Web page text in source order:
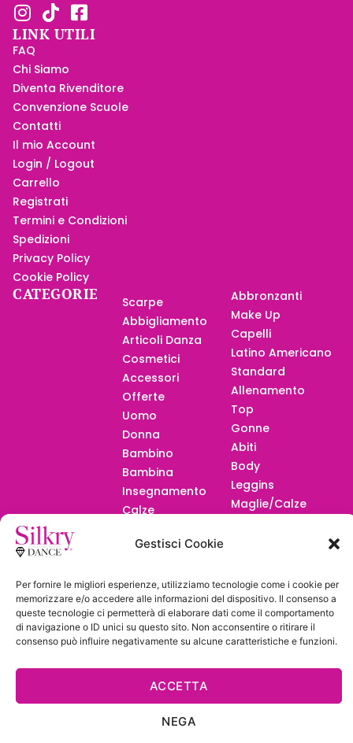
Gestisci Cookie
Per fornire le migliori esperienze, utilizziamo tecnologie come i cookie per
memorizzare e/o accedere alle informazioni del dispositivo. Il consenso a
queste tecnologie ci permetterà di elaborare dati come il comportamento
di navigazione o ID unici su questo sito. Non acconsentire o ritirare il
consenso può influire negativamente su alcune caratteristiche e funzioni.
ACCETTA
NEGA
LINK UTILI
FAQ
Chi Siamo
Diventa Rivenditore
Convenzione Scuole
Contatti
Il mio Account
Login / Logout
Carrello
Registrati
Termini e Condizioni
Spedizioni
Privacy Policy
Cookie Policy
CATEGORIE
Scarpe
Abbigliamento
Articoli Danza
Cosmetici
Accessori
Offerte
Uomo
Donna
Bambino
Bambina
Insegnamento
Calze
Abbronzanti
Make Up
Capelli
Latino Americano
Standard
Allenamento
Top
Gonne
Abiti
Body
Leggins
Maglie/Calze
F.A.Q.
Diventa